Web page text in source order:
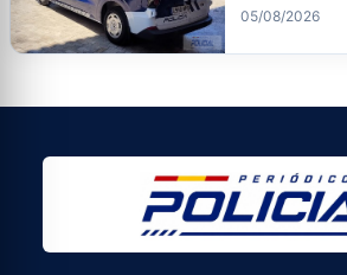
05/08/2026